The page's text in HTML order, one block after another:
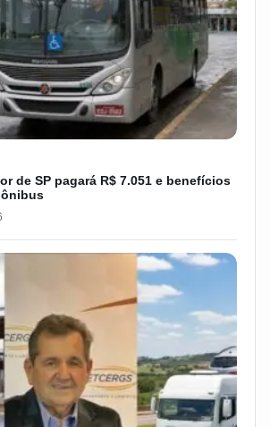
de SP pagará R$ 7.051 e benefícios